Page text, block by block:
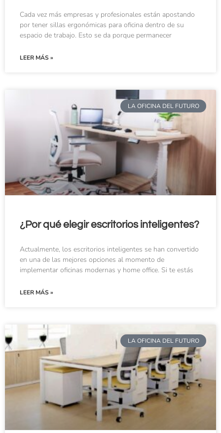
Cada vez más empresas y profesionales están apostando
por tener sillas ergonómicas para oficina dentro de su
espacio de trabajo. Esto se da porque permanecer
LEER MÁS »
LA OFICINA DEL FUTURO
¿Por qué elegir escritorios inteligentes?
Actualmente, los escritorios inteligentes se han convertido
en una de las mejores opciones al momento de
implementar oficinas modernas y home office. Si te estás
LEER MÁS »
LA OFICINA DEL FUTURO